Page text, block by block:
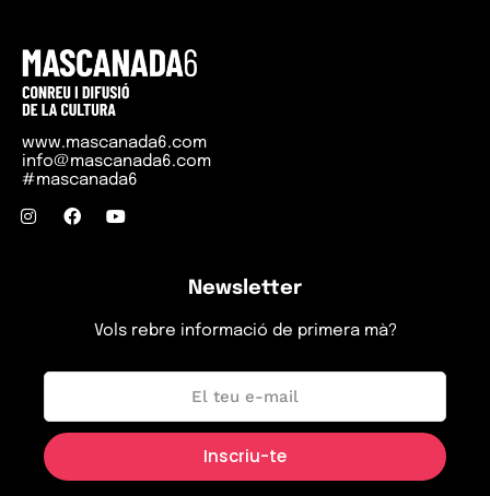
www.mascanada6.com
info@mascanada6.com
#mascanada6
Newsletter
Vols rebre informació de primera mà?
Inici
Programació